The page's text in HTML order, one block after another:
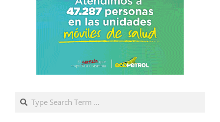
Search